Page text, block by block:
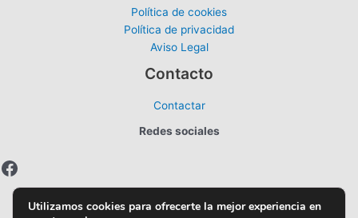
Política de cookies
Política de privacidad
Aviso Legal
Contacto
Contactar
Redes sociales
Facebook
Utilizamos cookies para ofrecerte la mejor experiencia en